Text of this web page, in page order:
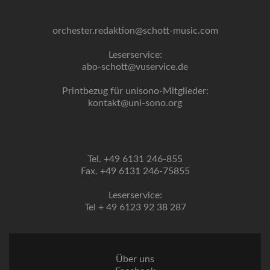
orchester.redaktion@schott-music.com
Leserservice:
abo-schott@vuservice.de
Printbezug für unisono-Mitglieder:
kontakt@uni-sono.org
Tel. +49 6131 246-855
Fax. +49 6131 246-75855
Leserservice:
Tel + 49 6123 92 38 287
Über uns